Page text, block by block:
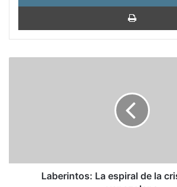
Laberintos: La espiral de la